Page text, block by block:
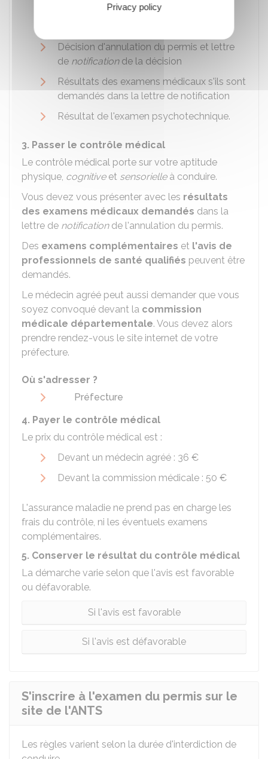
Formulaire cerfa n°14880
Décision d'annulation du permis et lettre
de notificationde la décision
Résultats des examens médicaux s'ils sont
demandés dans la lettre de notification
Résultat de l'examen psychotechnique.
3. Passer le contrôle médical
Le contrôle médical porte sur votre aptitude
physique, cognitiveet sensorielleà conduire.
Vous devez vous présenter avec les résultats
des examens médicaux demandés dans la
lettre de notificationde l'annulation du permis.
Des examens complémentaires et l'avis de
professionnels de santé qualifiés peuvent être
demandés.
Le médecin agréé peut aussi demander que vous
soyez convoqué devant la commission
médicale départementale. Vous devez alors
prendre rendez-vous le site internet de votre
préfecture.
Où s'adresser ?
Préfecture
4. Payer le contrôle médical
Le prix du contrôle médical est :
Devant un médecin agréé : 36 €
Devant la commission médicale : 50 €
L'assurance maladie ne prend pas en charge les
frais du contrôle, ni les éventuels examens
complémentaires.
5. Conserver le résultat du contrôle médical
La démarche varie selon que l'avis est favorable
ou défavorable.
Si l'avis est favorable
Si l'avis est défavorable
S'inscrire à l'examen du permis sur le
site de l'ANTS
Les règles varient selon la durée d'interdiction de
Privacy policy